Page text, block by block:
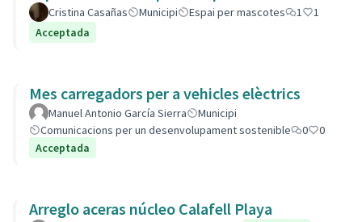
Cristina Casañas Municipi Espai per mascotes 1
1
Acceptada
Mes carregadors per a vehicles elèctrics
Manuel Antonio García Sierra
Municipi
Comunicacions per un desenvolupament sostenible
0
0
Acceptada
Arreglo aceras núcleo Calafell Playa